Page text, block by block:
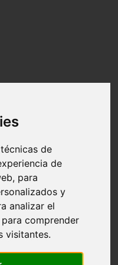
de
de
para
y
analizar el
comprender
visitantes.